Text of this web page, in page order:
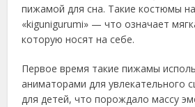
пижамой для сна. Такие костюмы
«kigunigurumi» — что означает
которую носят на себе.
Первое время такие пижамы
аниматорами для увлекательного
для детей, что порождало массу